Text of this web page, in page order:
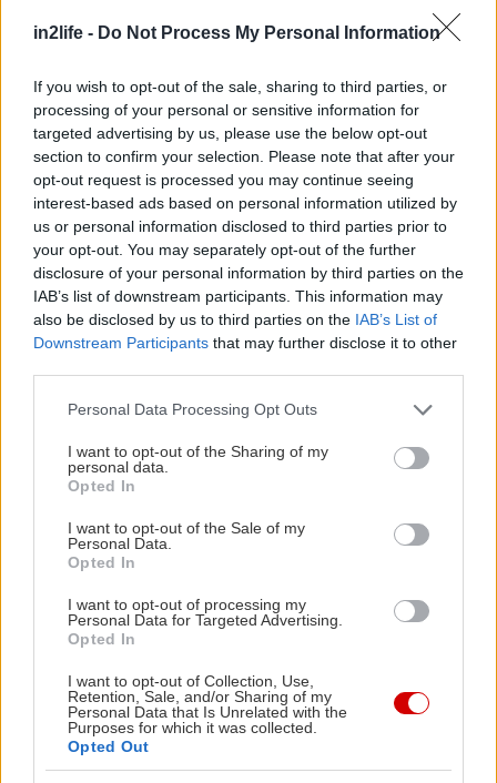
in2life - Do Not Process My Personal Information
If you wish to opt-out of the sale, sharing to third parties, or
processing of your personal or sensitive information for
targeted advertising by us, please use the below opt-out
section to confirm your selection. Please note that after your
opt-out request is processed you may continue seeing
interest-based ads based on personal information utilized by
us or personal information disclosed to third parties prior to
your opt-out. You may separately opt-out of the further
disclosure of your personal information by third parties on the
IAB’s list of downstream participants. This information may
also be disclosed by us to third parties on the IAB’s List of
Downstream Participants that may further disclose it to other
Please note that this website/app uses one or more Google
not limited to your visit or usage behaviour. You may click to
grant or deny consent to Google and its third-party tags to
use your data for below specified purposes in below Google
consent section.
Personal Data Processing Opt Outs
I want to opt-out of the Sharing of my
personal data.
Opted In
I want to opt-out of the Sale of my
Personal Data.
Opted In
I want to opt-out of processing my
Personal Data for Targeted Advertising.
Opted In
I want to opt-out of Collection, Use,
Retention, Sale, and/or Sharing of my
Personal Data that Is Unrelated with the
Purposes for which it was collected.
Opted Out
Αναζήτηση
για...